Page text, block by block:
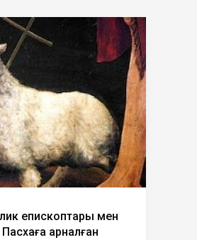
епископтары мен
арналған